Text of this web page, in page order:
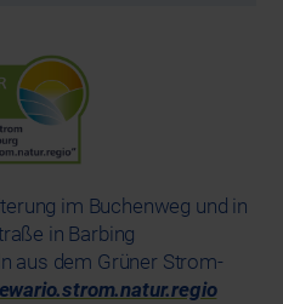
im Buchenweg und in
in Barbing
aus dem Grüner Strom-